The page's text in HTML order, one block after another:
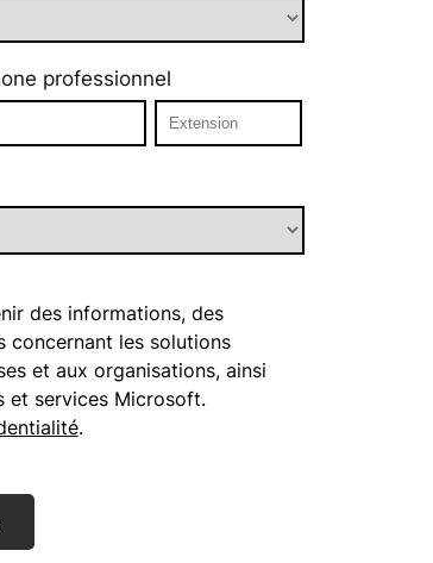
professionnel
des informations, des
concernant les solutions
et aux organisations, ainsi
et services Microsoft.
.